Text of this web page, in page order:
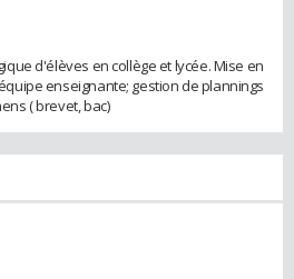
d'élèves en collège et lycée. Mise en
enseignante; gestion de plannings
( brevet, bac)